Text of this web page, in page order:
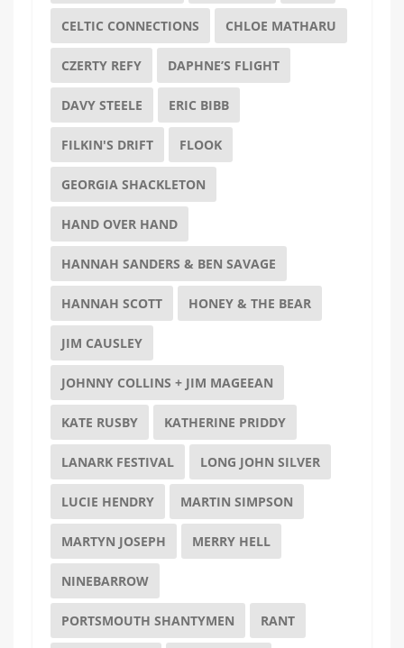
CELTIC CONNECTIONS CHLOE MATHARU
CZERTY REFY DAPHNE’S FLIGHT
DAVY STEELE ERIC BIBB
FILKIN'S DRIFT FLOOK
GEORGIA SHACKLETON
HAND OVER HAND
HANNAH SANDERS & BEN SAVAGE
HANNAH SCOTT HONEY & THE BEAR
JIM CAUSLEY
JOHNNY COLLINS + JIM MAGEEAN
KATE RUSBY KATHERINE PRIDDY
LANARK FESTIVAL LONG JOHN SILVER
LUCIE HENDRY MARTIN SIMPSON
MARTYN JOSEPH MERRY HELL
NINEBARROW
PORTSMOUTH SHANTYMEN RANT